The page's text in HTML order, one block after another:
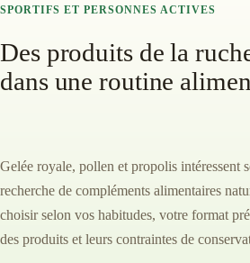
SPORTIFS ET PERSONNES ACTIVES
Des produits de la
dans une routine
Gelée royale, pollen et propolis intéressent
recherche de compléments alimentaires
choisir selon vos habitudes, votre format
des produits et leurs contraintes de